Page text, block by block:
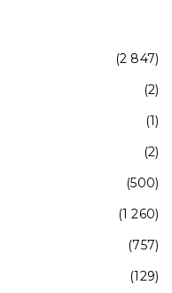
(2 847)
(2)
(1)
(2)
(500)
(1 260)
(757)
(129)